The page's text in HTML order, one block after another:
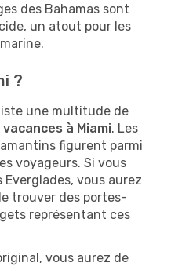
des Bahamas sont
un atout pour les
?
une multitude de
vacances à Miami. Les
figurent parmi
voyageurs. Si vous
vous aurez
trouver des portes-
représentant ces
vous aurez de